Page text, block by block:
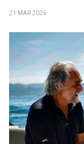
21 MAR 2026